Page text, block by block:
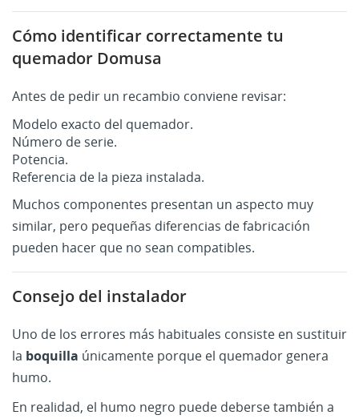
Cómo identificar correctamente tu
quemador Domusa
Antes de pedir un recambio conviene revisar:
Modelo exacto del quemador.
Número de serie.
Potencia.
Referencia de la pieza instalada.
Muchos componentes presentan un aspecto muy
similar, pero pequeñas diferencias de fabricación
pueden hacer que no sean compatibles.
Consejo del instalador
Uno de los errores más habituales consiste en sustituir
la boquilla únicamente porque el quemador genera
humo.
En realidad, el humo negro puede deberse también a